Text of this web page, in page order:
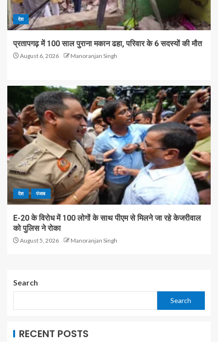
देश
प्रतापगढ़ में 100 साल पुराना मकान ढहा, परिवार के 6 सदस्यों की मौत
August 6, 2026 Manoranjan Singh
देश पंजाब
E-20 के विरोध में 100 लोगों के साथ पीएम से मिलने जा रहे केजरीवाल
को पुलिस ने रोका
August 5, 2026 Manoranjan Singh
Search
Search
RECENT POSTS